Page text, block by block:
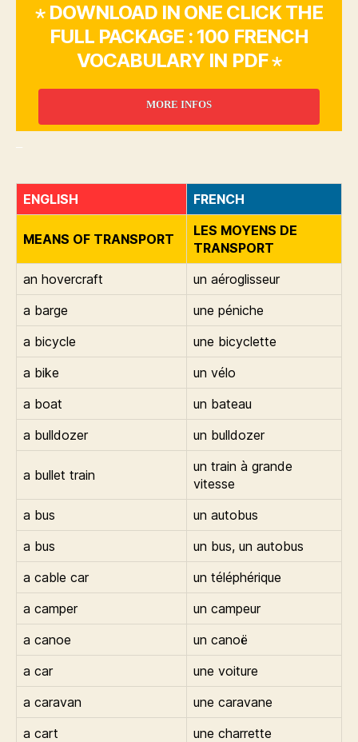
⋆ DOWNLOAD IN ONE CLICK THE
FULL PACKAGE : 100 FRENCH
VOCABULARY IN PDF ⋆
MORE INFOS
ENGLISH FRENCH
MEANS OF TRANSPORT
LES MOYENS DE
TRANSPORT
an hovercraft
un aéroglisseur
a barge
une péniche
a bicycle
une bicyclette
a bike
un vélo
a boat
un bateau
a bulldozer
un bulldozer
a bullet train
un train à grande
vitesse
a bus
un autobus
a bus
un bus, un autobus
a cable car
un téléphérique
a camper
un campeur
a canoe
un canoë
a car
une voiture
a caravan
une caravane
a cart
une charrette